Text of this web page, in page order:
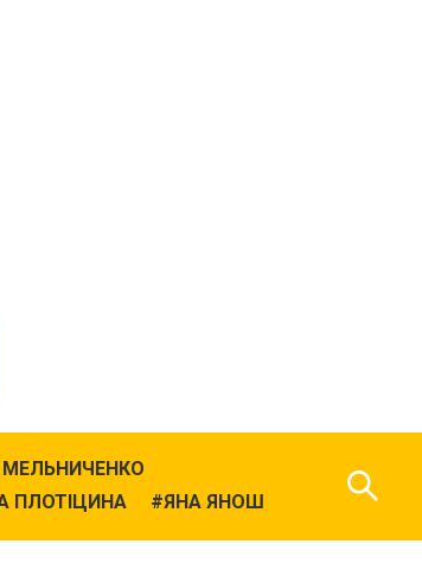
МЕЛЬНИЧЕНКО
ПЛОТІЦИНА ЯНА ЯНОШ